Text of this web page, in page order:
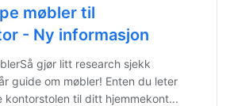
møbler til
- Ny informasjon
gjør litt research sjekk
guide om møbler! Enten du leter
til ditt hjemmekont...